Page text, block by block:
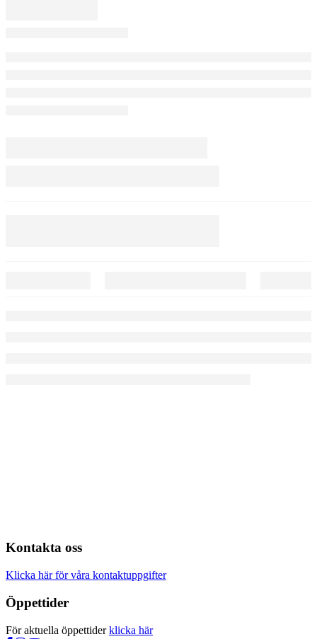
Kontakta oss
Klicka här för våra kontaktuppgifter
Öppettider
För aktuella öppettiderklicka här